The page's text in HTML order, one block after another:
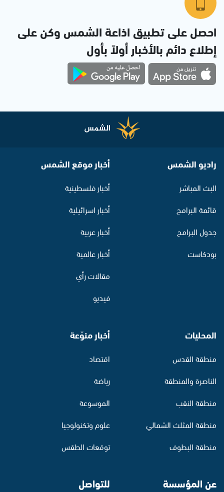
احصل على تطبيق اذاعة الشمس وكن على
إطلاع دائم بالأخبار أولاً بأول
راديو الشمس
البث المباشر
قائمة البرامج
جدول البرامج
بودكاست
أخبار موقع الشمس
أخبار فلسطينية
أخبار اسرائيلية
أخبار عربية
أخبار عالمية
مقالات رأي
فيديو
المحليات
منطقة القدس
الناصرة والمنطقة
منطقة النقب
منطقة المثلث الشمالي
منطقة البطوف
أخبار منوّعة
اقتصاد
رياضة
الموسوعة
علوم وتكنولوجيا
توقعات الطقس
عن المؤسسة للتواصل